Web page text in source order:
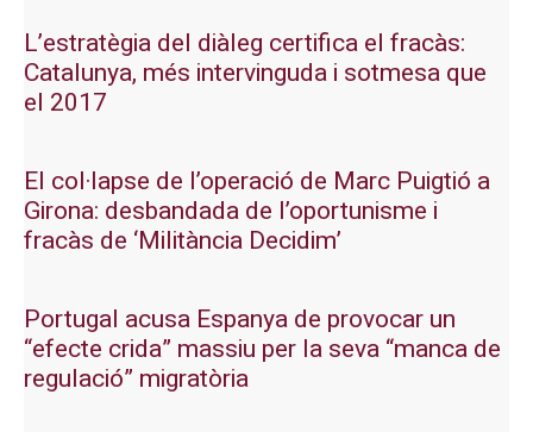
L’estratègia del diàleg certifica el fracàs:
Catalunya, més intervinguda i sotmesa que
el 2017
El col·lapse de l’operació de Marc Puigtió a
Girona: desbandada de l’oportunisme i
fracàs de ‘Militància Decidim’
Portugal acusa Espanya de provocar un
“efecte crida” massiu per la seva “manca de
regulació” migratòria